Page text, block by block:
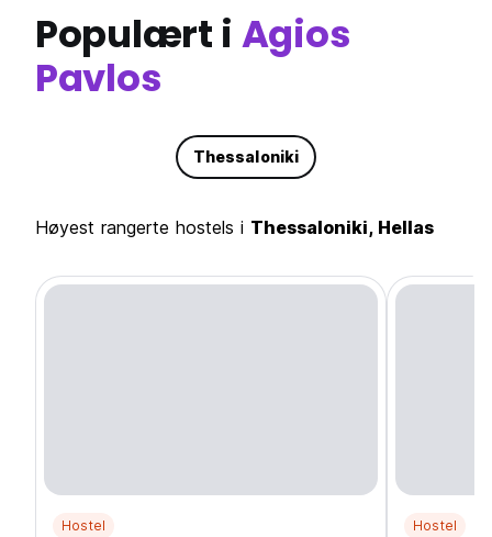
Populært i Agios
Pavlos
Thessaloniki
Høyest rangerte hostels i Thessaloniki, Hellas
Hostel Hostel